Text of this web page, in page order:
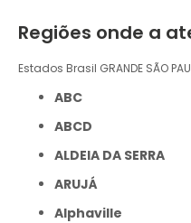
Regiões onde a
Estados Brasil GRANDE SÃO
ABC
ABCD
ALDEIA DA SERRA
ARUJÁ
Alphaville